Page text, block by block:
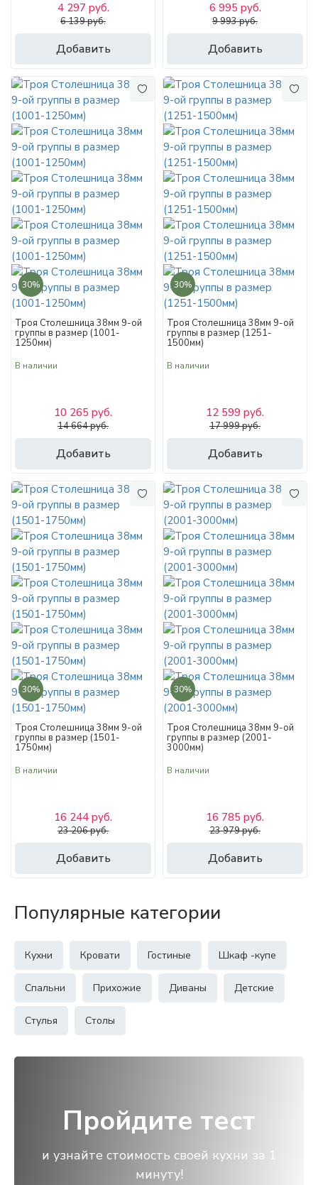
Добавить
4 297 руб.
6 139 руб.
Добавить
6 995 руб.
9 993 руб.
30%
Троя Столешница 38мм 9-ой
группы в размер (1001-
1250мм)
В наличии
Добавить
10 265 руб.
14 664 руб.
30%
Троя Столешница 38мм 9-ой
группы в размер (1251-
1500мм)
В наличии
Добавить
12 599 руб.
17 999 руб.
30%
Троя Столешница 38мм 9-ой
группы в размер (1501-
1750мм)
В наличии
Добавить
16 244 руб.
23 206 руб.
30%
Троя Столешница 38мм 9-ой
группы в размер (2001-
3000мм)
В наличии
Добавить
16 785 руб.
23 979 руб.
Популярные категории
Кухни Кровати Гостиные Шкаф -купе
Спальни Прихожие Диваны Детские
Стулья Столы
Пройдите тест
и узнайте стоимость своей кухни за 1
минуту!